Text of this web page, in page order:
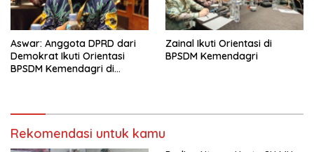
Aswar: Anggota DPRD dari
Demokrat Ikuti Orientasi
BPSDM Kemendagri di
Zainal Ikuti Orientasi di
BPSDM Kemendagri
Rekomendasi untuk kamu